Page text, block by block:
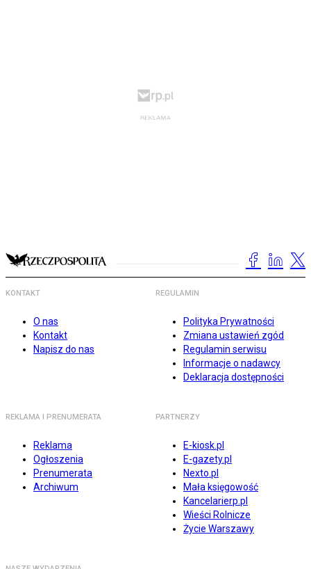
KONTAKT
O nas
Kontakt
Napisz do nas
REGULAMIN
Polityka Prywatności
Zmiana ustawień zgód
Regulamin serwisu
Informacje o nadawcy
Deklaracja dostępności
REKLAMA I PRENUMERATA
Reklama
Ogłoszenia
Prenumerata
Archiwum
PARTNERZY
E-kiosk.pl
E-gazety.pl
Nexto.pl
Mała księgowość
Kancelarierp.pl
Wieści Rolnicze
Życie Warszawy